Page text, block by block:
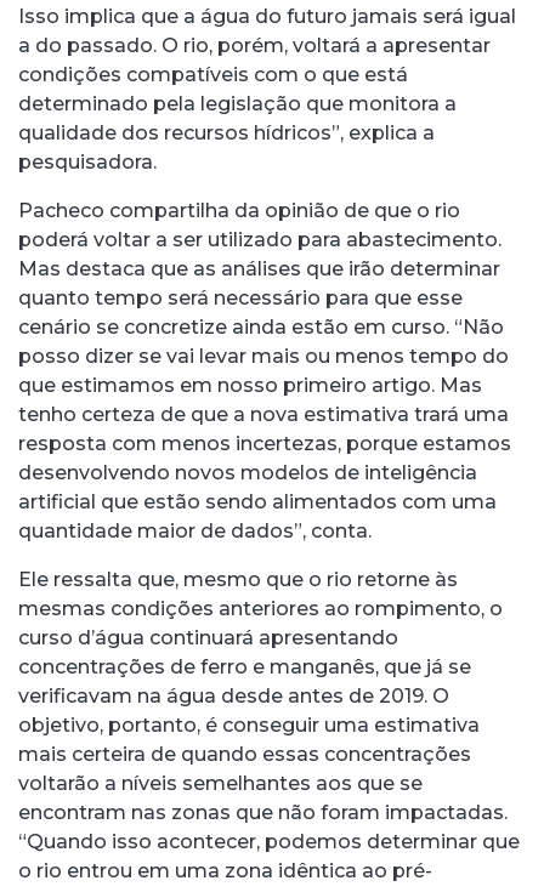
Isso implica que a água do futuro jamais será igual
a do passado. O rio, porém, voltará a apresentar
condições compatíveis com o que está
determinado pela legislação que monitora a
qualidade dos recursos hídricos”, explica a
pesquisadora.
Pacheco compartilha da opinião de que o rio
poderá voltar a ser utilizado para abastecimento.
Mas destaca que as análises que irão determinar
quanto tempo será necessário para que esse
cenário se concretize ainda estão em curso. “Não
posso dizer se vai levar mais ou menos tempo do
que estimamos em nosso primeiro artigo. Mas
tenho certeza de que a nova estimativa trará uma
resposta com menos incertezas, porque estamos
desenvolvendo novos modelos de inteligência
artificial que estão sendo alimentados com uma
quantidade maior de dados”, conta.
Ele ressalta que, mesmo que o rio retorne às
mesmas condições anteriores ao rompimento, o
curso d’água continuará apresentando
concentrações de ferro e manganês, que já se
verificavam na água desde antes de 2019. O
objetivo, portanto, é conseguir uma estimativa
mais certeira de quando essas concentrações
voltarão a níveis semelhantes aos que se
encontram nas zonas que não foram impactadas.
“Quando isso acontecer, podemos determinar que
o rio entrou em uma zona idêntica ao pré-